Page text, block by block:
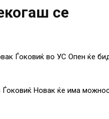
се
Ѓоковиќ во УС Опен ќе
Новак ќе има